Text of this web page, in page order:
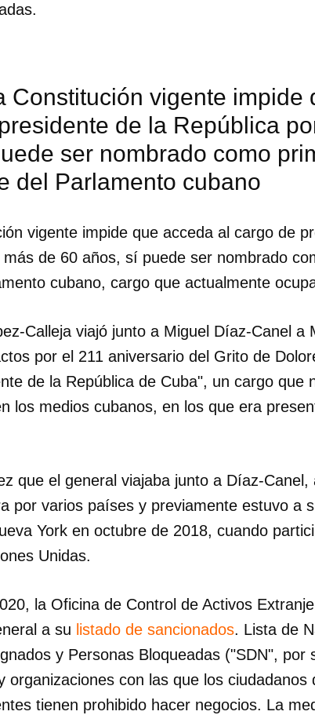
como favorito
poder guardar como favorito, primero has de iniciar
INICIAR SESIÓN
Constitución vigente impide
de la República
ser nombrado como
del Parlamento cubano
vigente impide que acceda al cargo de
de 60 años, sí puede ser nombrado
cubano, cargo que actualmente
Calleja viajó junto a Miguel Díaz-Canel a
por el 211 aniversario del Grito de
de la República de Cuba", un cargo que
los medios cubanos, en los que era
que el general viajaba junto a Díaz-Canel,
por varios países y previamente estuvo a
York en octubre de 2018, cuando
Unidas.
la Oficina de Control de Activos
a su listado de sancionados. Lista de
y Personas Bloqueadas ("SDN", por
organizaciones con las que los ciudadanos
tienen prohibido hacer negocios. La